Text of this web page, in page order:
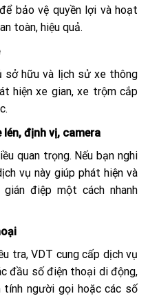
bảo vệ quyền lợi và hoạt
toàn, hiệu quả.
sở hữu và lịch sử xe thông
hiện xe gian, xe trộm cắp
định vị, camera
quan trọng. Nếu bạn nghi
vụ này giúp phát hiện và
điệp một cách nhanh
tra, VDT cung cấp dịch vụ
đầu số điện thoại di động,
tính người gọi hoặc các số